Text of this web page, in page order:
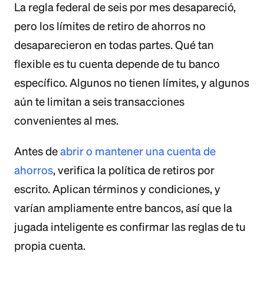
La regla federal de seis por mes desapareció,
pero los límites de retiro de ahorros no
desaparecieron en todas partes. Qué tan
flexible es tu cuenta depende de tu banco
específico. Algunos no tienen límites, y algunos
aún te limitan a seis transacciones
convenientes al mes.
Antes deabrir o mantener una cuenta de
ahorros, verifica la política de retiros por
escrito. Aplican términos y condiciones, y
varían ampliamente entre bancos, así que la
jugada inteligente es confirmar las reglas de tu
propia cuenta.